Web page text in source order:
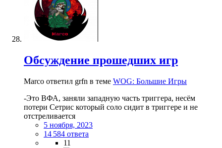
Обсуждение прошедших игр
Marco ответил grfn в теме WOG: Большие Игры
-Это ВФА, заняли западную часть триггера, несём
потери Сетрис который соло сидит в триггере и не
отстреливается
5 ноября, 2023
14 584 ответа
11